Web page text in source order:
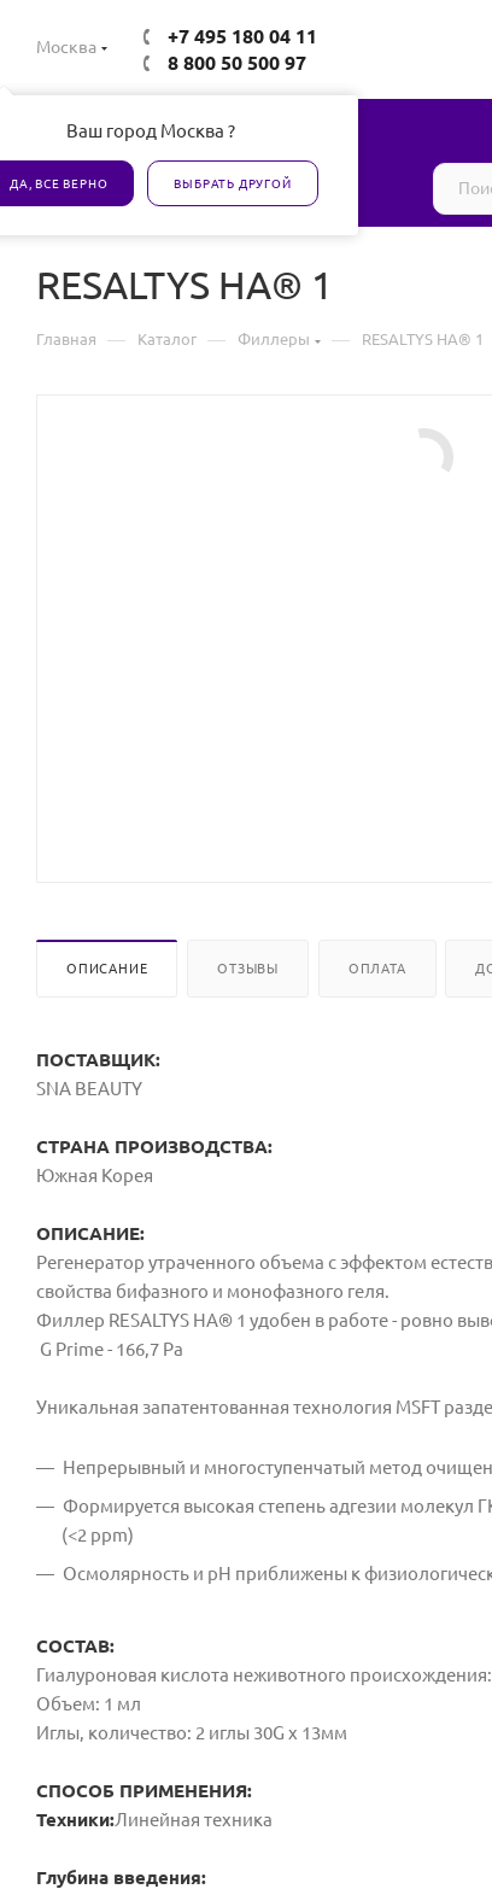
Москва
Ваш город Москва ?
ДА, ВСЕ ВЕРНО ВЫБРАТЬ ДРУГОЙ
+7 495 180 04 11
8 800 50 500 97
Все товары сертифицированы
RESALTYS HA® 1
Главная — Каталог — Филлеры — RESALTYS HA® 1
ОПИСАНИЕ ОТЗЫВЫ ОПЛАТА
ПОСТАВЩИК:
SNA BEAUTY
СТРАНА ПРОИЗВОДСТВА:
Южная Корея
ОПИСАНИЕ:
Регенератор утраченного объема с эффектом
свойства бифазного и монофазного геля.
Филлер RESALTYS HA® 1 удобен в работе - ровно
G Prime - 166,7 Pa
Уникальная запатентованная технология MSFT
Непрерывный и многоступенчатый метод
Формируется высокая степень адгезии молекул
(<2 ppm)
Осмолярность и pH приближены к
СОСТАВ:
Гиалуроновая кислота неживотного
Объем: 1 мл
Иглы, количество: 2 иглы 30G х 13мм
СПОСОБ ПРИМЕНЕНИЯ:
Техники:Линейная техника
Глубина введения: